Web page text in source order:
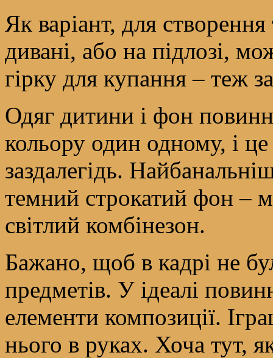
Як варіант, для
дивані, або на підлозі,
гірку для купання – теж
Одяг дитини і фон
кольору один одному, і
заздалегідь.
темний строкатий фон –
світлий комбінезон.
Бажано, щоб в кадрі не
предметів. У ідеалі
елементи композиції.
нього в руках. Хоча тут,